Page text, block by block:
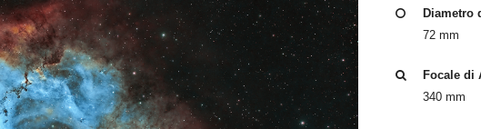
Diametro
72 mm
Focale di
340 mm